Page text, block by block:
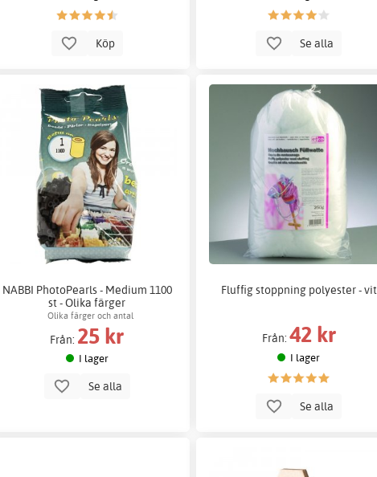
Köp Se alla
NABBI PhotoPearls - Medium 1100
st - Olika färger
Olika färger och antal
Från: 25 kr
I lager
Se alla
Fluffig stoppning polyester - vit
Från: 42 kr
I lager
Se alla